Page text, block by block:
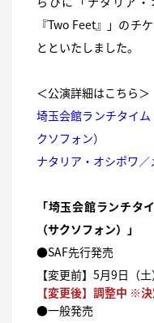
『Two Feet』」のチ
とといたしました。
＜公演詳細はこちら＞
埼玉会館ランチタイ
クソフォン）
ナタリア・オシポワ／
「埼玉会館ランチタ
（サクソフォン）」
●SAF先行発売
【変更前】5月9日（
【変更後】調整中 ※
●一般発売